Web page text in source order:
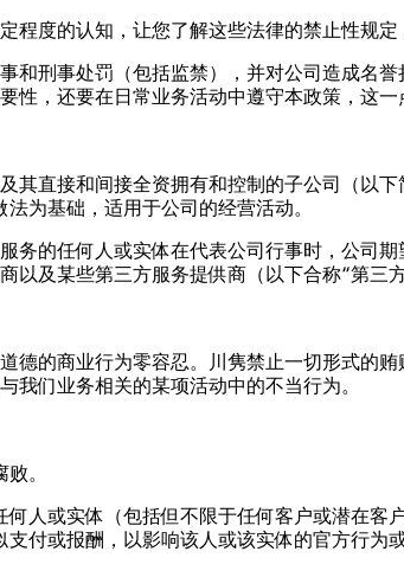
程度的认知，让您了解这些法律的禁止性规定
和刑事处罚（包括监禁），并对公司造成名
，还要在日常业务活动中遵守本政策，这一
其直接和间接全资拥有和控制的子公司（以
为基础，适用于公司的经营活动。
务的任何人或实体在代表公司行事时，公司
及某些第三方服务提供商（以下合称“第三方
德的商业行为零容忍。川隽禁止一切形式的
们业务相关的某项活动中的不当行为。
。
人或实体（包括但不限于任何客户或潜在
付或报酬，以影响该人或该实体的官方行